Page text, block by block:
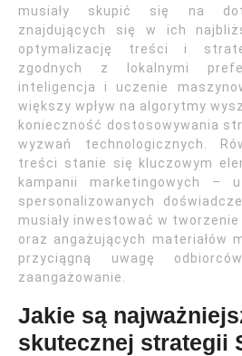
musiały skupić się na
znajdujących się w ich
optymalizację treści i
zgodnych z lokalnymi
inteligencja i uczenie
większy wpływ na algorytmy
konieczność dostosowywania
wyzwań technologicznych.
treści stanie się kluczowym
kampanii marketingowych –
spersonalizowanych
musiały inwestować w
oraz angażujących materiałów
przyciągną uwagę
zaangażowanie.
Jakie są
skutecznej strategii